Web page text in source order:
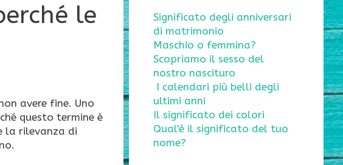
le
avere fine. Uno
questo termine è
la rilevanza di
Significato degli anniversari
di matrimonio
Maschio o femmina?
Scopriamo il sesso del
nostro nascituro
I calendari più belli degli
ultimi anni
Il significato dei colori
Qual'è il significato del tuo
nome?